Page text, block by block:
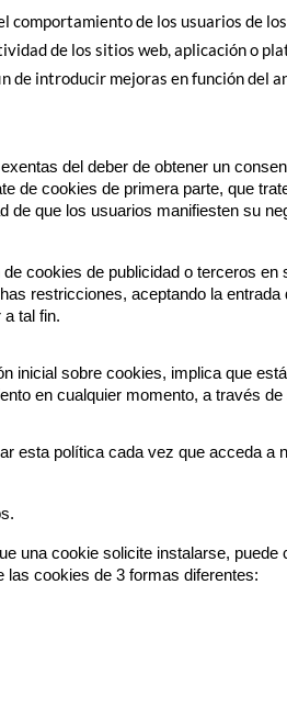
comportamiento de los usuarios de
de los sitios web, aplicación o
de introducir mejoras en función del
del deber de obtener un
de cookies de primera parte, que
de que los usuarios manifiesten su
cookies de publicidad o terceros en
restricciones, aceptando la entrada
tal fin.
inicial sobre cookies, implica que
en cualquier momento, a través
esta política cada vez que acceda a
una cookie solicite instalarse, puede
las cookies de 3 formas diferentes: